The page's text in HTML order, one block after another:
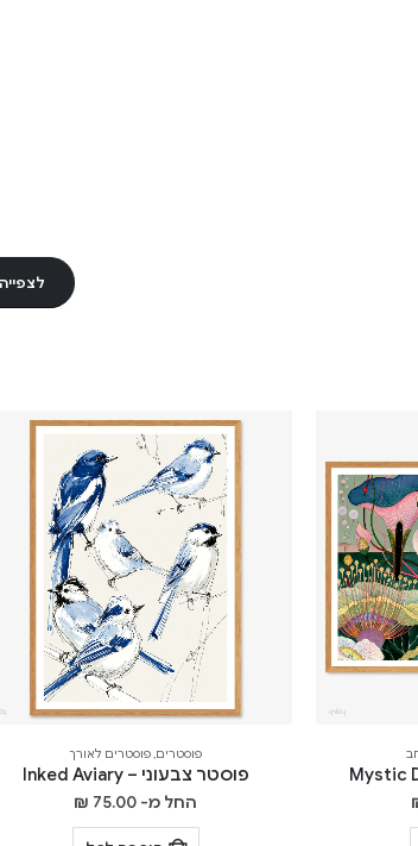
פוסטרים,פוסטרים לאורך
פוסטר צבעוני – Inked Aviary
החל מ- ₪ 75.00